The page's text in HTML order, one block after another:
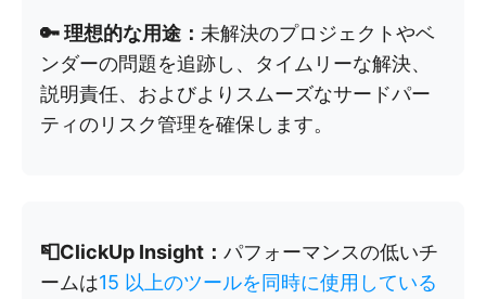
🔑 理想的な用途： 未解決のプロジェクトやベ
ンダーの問題を追跡し、タイムリーな解決、
説明責任、およびよりスムーズなサードパー
ティのリスク管理を確保します。
📮ClickUp Insight： パフォーマンスの低いチ
ームは15 以上のツールを同時に使用している